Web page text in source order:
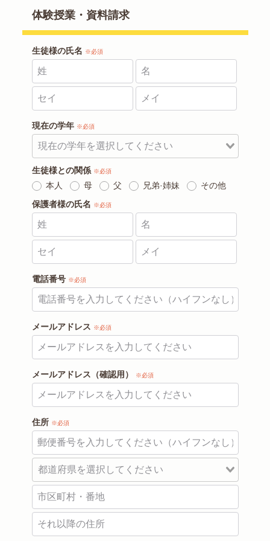
体験授業・資料請求
生徒様の氏名 ※必須
現在の学年 ※必須
生徒様との関係 ※必須
本人 母 父 兄弟·姉妹
その他
保護者様の氏名 ※必須
電話番号 ※必須
メールアドレス ※必須
メールアドレス（確認用） ※必須
住所 ※必須